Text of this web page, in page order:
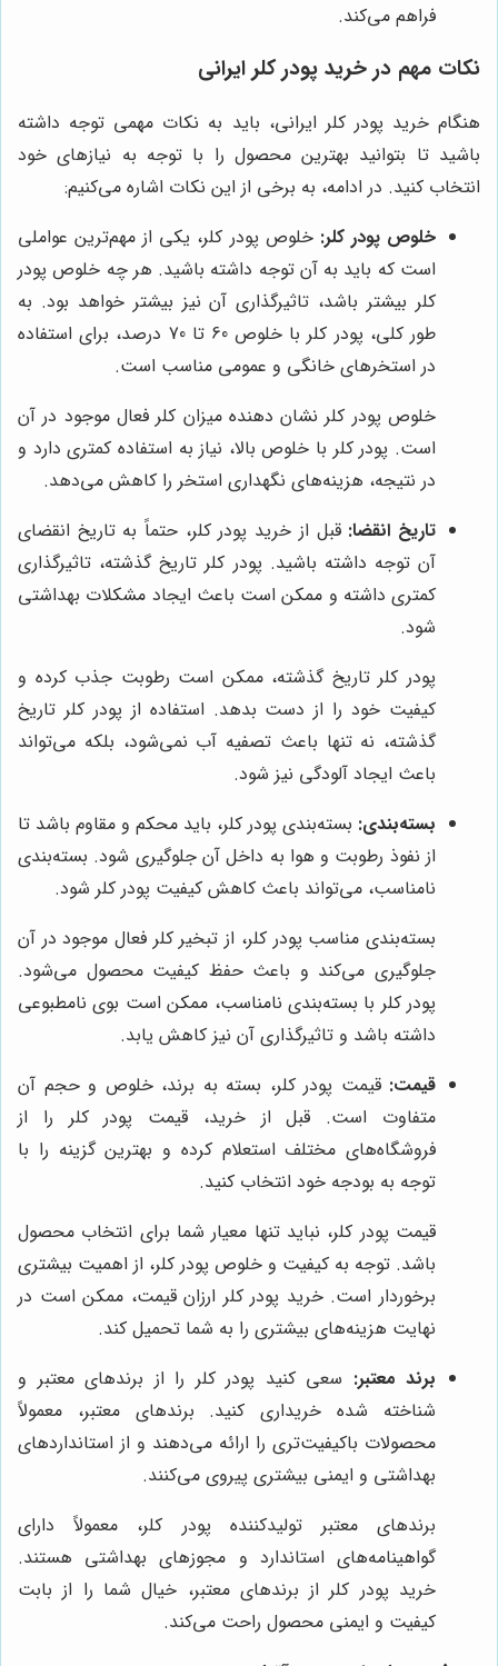
فراهم می‌کند.
نکات مهم در خرید پودر کلر ایرانی
هنگام خرید پودر کلر ایرانی، باید به نکات مهمی توجه داشته
باشید تا بتوانید بهترین محصول را با توجه به نیازهای خود
انتخاب کنید. در ادامه، به برخی از این نکات اشاره می‌کنیم:
خلوص پودر کلر: خلوص پودر کلر، یکی از مهم‌ترین عواملی
است که باید به آن توجه داشته باشید. هر چه خلوص پودر
کلر بیشتر باشد، تاثیرگذاری آن نیز بیشتر خواهد بود. به
طور کلی، پودر کلر با خلوص 60 تا 70 درصد، برای استفاده
در استخرهای خانگی و عمومی مناسب است.
خلوص پودر کلر نشان دهنده میزان کلر فعال موجود در آن
است. پودر کلر با خلوص بالا، نیاز به استفاده کمتری دارد و
در نتیجه، هزینه‌های نگهداری استخر را کاهش می‌دهد.
تاریخ انقضا: قبل از خرید پودر کلر، حتماً به تاریخ انقضای
آن توجه داشته باشید. پودر کلر تاریخ گذشته، تاثیرگذاری
کمتری داشته و ممکن است باعث ایجاد مشکلات بهداشتی
شود.
پودر کلر تاریخ گذشته، ممکن است رطوبت جذب کرده و
کیفیت خود را از دست بدهد. استفاده از پودر کلر تاریخ
گذشته، نه تنها باعث تصفیه آب نمی‌شود، بلکه می‌تواند
باعث ایجاد آلودگی نیز شود.
بسته‌بندی: بسته‌بندی پودر کلر، باید محکم و مقاوم باشد تا
از نفوذ رطوبت و هوا به داخل آن جلوگیری شود. بسته‌بندی
نامناسب، می‌تواند باعث کاهش کیفیت پودر کلر شود.
بسته‌بندی مناسب پودر کلر، از تبخیر کلر فعال موجود در آن
جلوگیری می‌کند و باعث حفظ کیفیت محصول می‌شود.
پودر کلر با بسته‌بندی نامناسب، ممکن است بوی نامطبوعی
داشته باشد و تاثیرگذاری آن نیز کاهش یابد.
قیمت: قیمت پودر کلر، بسته به برند، خلوص و حجم آن
متفاوت است. قبل از خرید، قیمت پودر کلر را از
فروشگاه‌های مختلف استعلام کرده و بهترین گزینه را با
توجه به بودجه خود انتخاب کنید.
قیمت پودر کلر، نباید تنها معیار شما برای انتخاب محصول
باشد. توجه به کیفیت و خلوص پودر کلر، از اهمیت بیشتری
برخوردار است. خرید پودر کلر ارزان قیمت، ممکن است در
نهایت هزینه‌های بیشتری را به شما تحمیل کند.
برند معتبر: سعی کنید پودر کلر را از برندهای معتبر و
شناخته شده خریداری کنید. برندهای معتبر، معمولاً
محصولات باکیفیت‌تری را ارائه می‌دهند و از استانداردهای
بهداشتی و ایمنی بیشتری پیروی می‌کنند.
برندهای معتبر تولیدکننده پودر کلر، معمولاً دارای
گواهینامه‌های استاندارد و مجوزهای بهداشتی هستند.
خرید پودر کلر از برندهای معتبر، خیال شما را از بابت
کیفیت و ایمنی محصول راحت می‌کند.